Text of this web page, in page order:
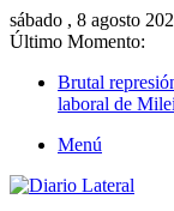
sábado , 8 agosto
Último Momento:
Brutal
laboral de Milei
Menú